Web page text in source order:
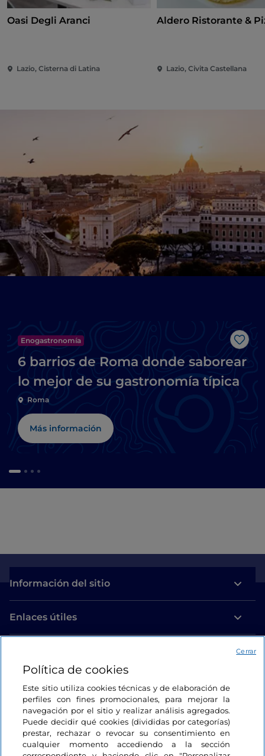
Oasi Degli Aranci
Lazio, Cisterna di Latina
Aldero Ristorante &
Lazio, Civita Castellana
Me
Enogastronomía
6 barrios de Roma donde saborear
lo mejor de su gastronomía típica
Roma
Más información
Información del sitio
Enlaces útiles
Estamos en contacto
Política de cookies
Este sitio utiliza cookies técnicas y de elaboración de
perfiles con fines promocionales, para mejorar la
navegación por el sitio y realizar análisis agregados.
Puede decidir qué cookies (divididas por categorías)
prestar, rechazar o revocar su consentimiento en
cualquier momento accediendo a la sección
Cerrar